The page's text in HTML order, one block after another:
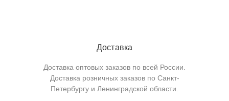
Доставка
Доставка оптовых заказов по всей России.
Доставка розничных заказов по Санкт-
Петербургу и Ленинградской области.